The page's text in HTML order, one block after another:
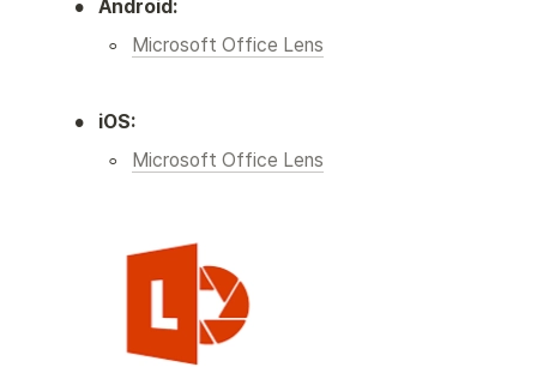
• Android:
◦ Microsoft Office Lens
• iOS:
◦ Microsoft Office Lens